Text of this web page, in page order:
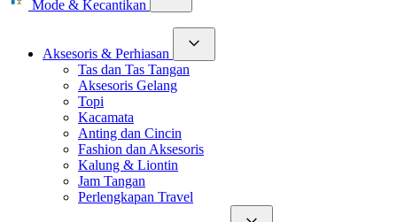
Mode & Kecantikan
Aksesoris & Perhiasan
Tas dan Tas Tangan
Aksesoris Gelang
Topi
Kacamata
Anting dan Cincin
Fashion dan Aksesoris
Kalung & Liontin
Jam Tangan
Perlengkapan Travel